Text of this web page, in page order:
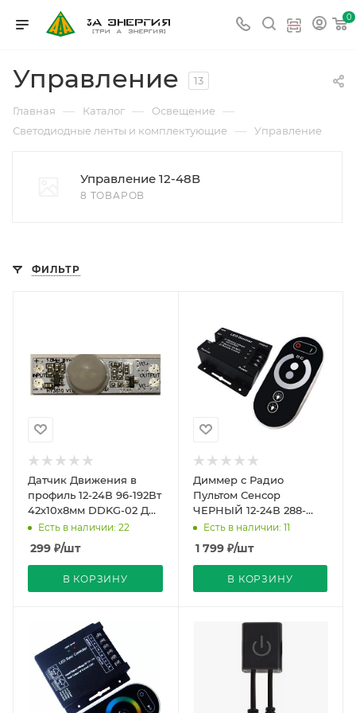
0
Управление 13
Главная — Каталог — Освещение —
Светодиодные ленты и комплектующие — Управление
Управление 12-48В
8 ТОВАРОВ
ФИЛЬТР
Датчик Движения в
профиль 12-24В 96-192Вт
42х10х8мм DDKG-02 ДД
REDIGLE (100)
Есть в наличии: 22
299 ₽/шт
В КОРЗИНУ
Диммер с Радио
Пультом Сенсор
ЧЕРНЫЙ 12-24В 288-
576Вт TOUCH ЭРА
Есть в наличии: 11
1 799₽/шт
В КОРЗИНУ